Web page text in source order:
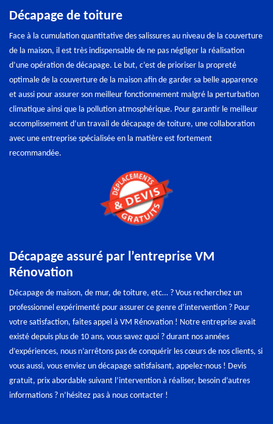
Décapage de toiture
Face à la cumulation quantitative des salissures au niveau de la couverture
de la maison, il est très indispensable de ne pas négliger la réalisation
d’une opération de décapage. Le but, c’est de prioriser la propreté
optimale de la couverture de la maison afin de garder sa belle apparence
et aussi pour assurer son meilleur fonctionnement malgré la perturbation
climatique ainsi que la pollution atmosphérique. Pour garantir le meilleur
accomplissement d’un travail de décapage de toiture, une collaboration
avec une entreprise spécialisée en la matière est fortement
recommandée.
Décapage assuré par l’entreprise VM
Rénovation
Décapage de maison, de mur, de toiture, etc… ? Vous recherchez un
professionnel expérimenté pour assurer ce genre d’intervention ? Pour
votre satisfaction, faites appel à VM Rénovation ! Notre entreprise avait
existé depuis plus de 10 ans, vous savez quoi ? durant nos années
d’expériences, nous n’arrêtons pas de conquérir les cœurs de nos clients, si
vous aussi, vous enviez un décapage satisfaisant, appelez-nous ! Devis
gratuit, prix abordable suivant l’intervention à réaliser, besoin d’autres
informations ? n’hésitez pas à nous contacter !